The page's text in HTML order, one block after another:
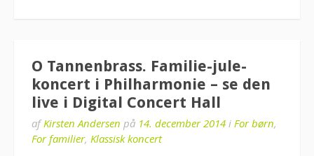
O Tannenbrass. Familie-jule-
koncert i Philharmonie – se den
live i Digital Concert Hall
afKirsten Andersen på 14. december 2014 i For børn,
For familier, Klassisk koncert